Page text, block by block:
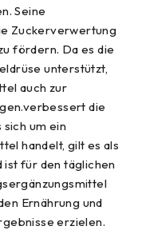
Seine
Zuckerverwertung
fördern. Da es die
unterstützt,
auch zur
die
um ein
handelt, gilt es als
ist für den täglichen
Ernährung und
erzielen.